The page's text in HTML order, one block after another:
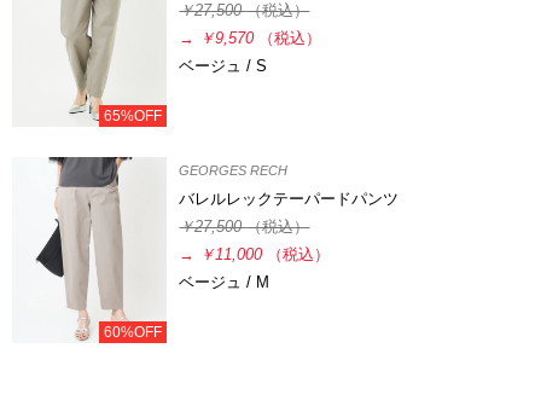
65%OFF
￥27,500（税込）
→
￥9,570
（税込）
ベージュ / S
60%OFF
GEORGES RECH
バレルレックテーパードパンツ
￥27,500（税込）
→
￥11,000
（税込）
ベージュ / M